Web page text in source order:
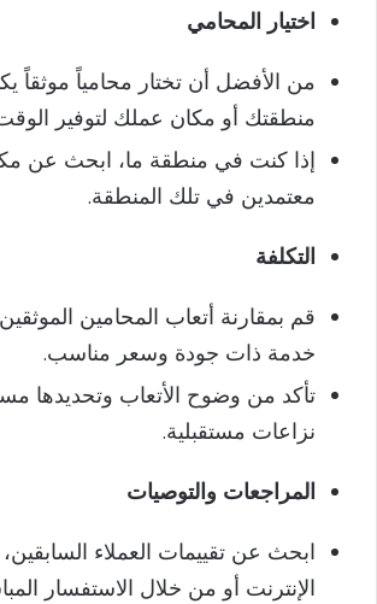
اختيار المحامي
من الأفضل أن تختار محامياً موثقاً
منطقتك أو مكان عملك لتوفير
إذا كنت في منطقة ما، ابحث عن
معتمدين في تلك المنطقة.
التكلفة
قم بمقارنة أتعاب المحامين
خدمة ذات جودة وسعر مناسب.
تأكد من وضوح الأتعاب وتحديدها
نزاعات مستقبلية.
المراجعات والتوصيات
ابحث عن تقييمات العملاء
الإنترنت أو من خلال الاستفسار